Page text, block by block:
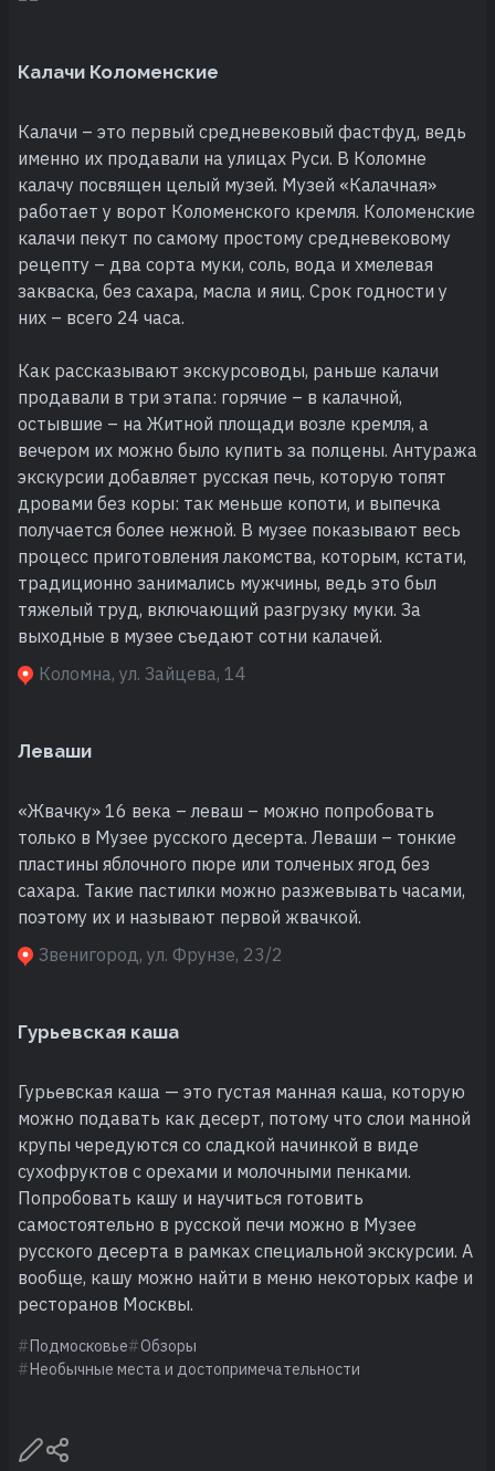
Калачи Коломенские
Калачи – это первый средневековый фастфуд, ведь
именно их продавали на улицах Руси. В Коломне
калачу посвящен целый музей. Музей «Калачная»
работает у ворот Коломенского кремля. Коломенские
калачи пекут по самому простому средневековому
рецепту – два сорта муки, соль, вода и хмелевая
закваска, без сахара, масла и яиц. Срок годности у
них – всего 24 часа.
Как рассказывают экскурсоводы, раньше калачи
продавали в три этапа: горячие – в калачной,
остывшие – на Житной площади возле кремля, а
вечером их можно было купить за полцены. Антуража
экскурсии добавляет русская печь, которую топят
дровами без коры: так меньше копоти, и выпечка
получается более нежной. В музее показывают весь
процесс приготовления лакомства, которым, кстати,
традиционно занимались мужчины, ведь это был
тяжелый труд, включающий разгрузку муки. За
выходные в музее съедают сотни калачей.
Коломна, ул. Зайцева, 14
Леваши
«Жвачку» 16 века – леваш – можно попробовать
только в Музее русского десерта. Леваши – тонкие
пластины яблочного пюре или толченых ягод без
сахара. Такие пастилки можно разжевывать часами,
поэтому их и называют первой жвачкой.
Звенигород, ул. Фрунзе, 23/2
Гурьевская каша
Гурьевская каша — это густая манная каша, которую
можно подавать как десерт, потому что слои манной
крупы чередуются со сладкой начинкой в виде
сухофруктов с орехами и молочными пенками.
Попробовать кашу и научиться готовить
самостоятельно в русской печи можно в Музее
русского десерта в рамках специальной экскурсии. А
вообще, кашу можно найти в меню некоторых кафе и
ресторанов Москвы.
Подмосковье
Обзоры
Необычные места и достопримечательности